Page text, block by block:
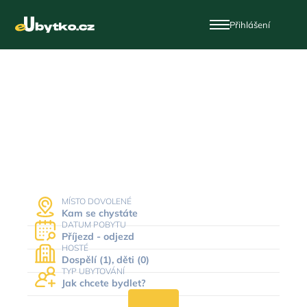
Přihlášení
MÍSTO DOVOLENÉ
Kam se chystáte
DATUM POBYTU
Příjezd - odjezd
HOSTÉ
Dospělí (1), děti (0)
TYP UBYTOVÁNÍ
Jak chcete bydlet?